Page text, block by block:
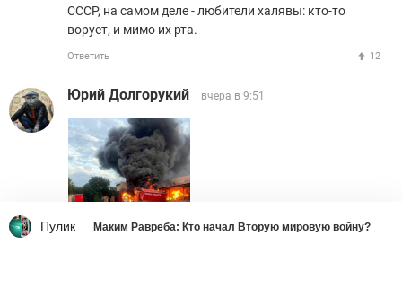
Пулик Маким Равреба: Кто начал Вторую мировую войну?
СССР, на самом деле - любители халявы: кто-то
ворует, и мимо их рта.
Ответить 12
Юрий Долгорукий вчера в 9:51